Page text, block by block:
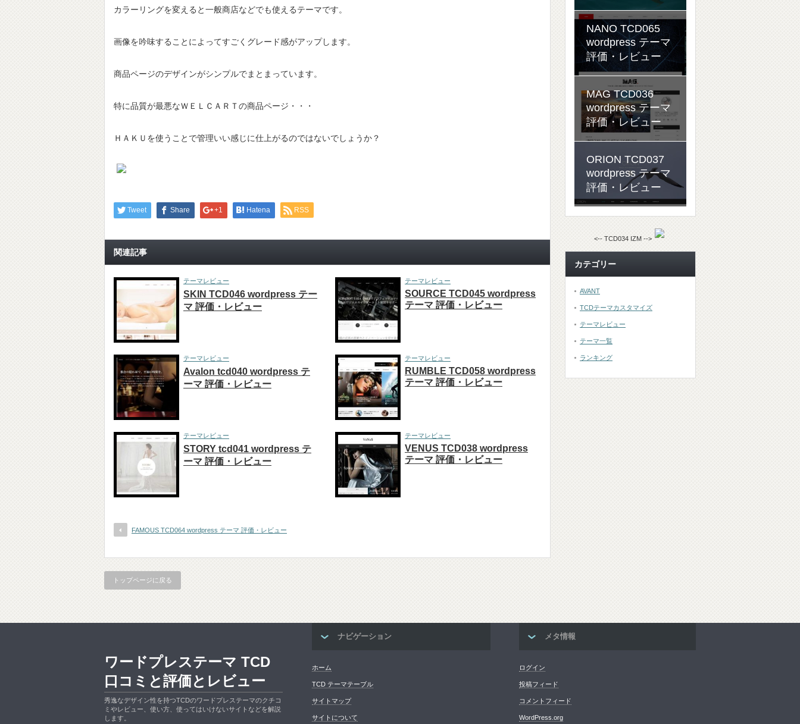
カラーリングを変えると一般商店などでも使えるテーマです。
画像を吟味することによってすごくグレード感がアップします。
商品ページのデザインがシンプルでまとまっています。
特に品質が最悪なＷＥＬＣＡＲＴの商品ページ・・・
ＨＡＫＵを使うことで管理いい感じに仕上がるのではないでしょうか？
Tweet Share +1 Hatena RSS
関連記事
テーマレビュー
SKIN TCD046 wordpress テー
マ 評価・レビュー
テーマレビュー
SOURCE TCD045 wordpress
テーマ 評価・レビュー
テーマレビュー
Avalon tcd040 wordpress テ
ーマ 評価・レビュー
テーマレビュー
RUMBLE TCD058 wordpress
テーマ 評価・レビュー
テーマレビュー
STORY tcd041 wordpress テ
ーマ 評価・レビュー
テーマレビュー
VENUS TCD038 wordpress
テーマ 評価・レビュー
FAMOUS TCD064 wordpress テーマ 評価・レビュー
トップページに戻る
NANO TCD065
wordpress テーマ
評価・レビュー
MAG TCD036
wordpress テーマ
評価・レビュー
ORION TCD037
wordpress テーマ
評価・レビュー
<-- TCD034 IZM -->
カテゴリー
AVANT
TCDテーマカスタマイズ
テーマレビュー
テーマ一覧
ランキング
ナビゲーション
ホーム
TCD テーマテーブル
サイトマップ
サイトについて
メタ情報
ログイン
投稿フィード
コメントフィード
WordPress.org
ワードプレステーマ TCD
口コミと評価とレビュー
秀逸なデザイン性を持つTCDのワードプレステーマのクチコ
ミやレビュー、使い方、使ってはいけないサイトなどを解説
します。